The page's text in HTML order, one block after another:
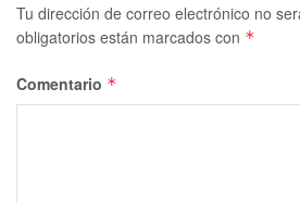
Tu dirección de correo electrónico no
obligatorios están marcados con *
Comentario *